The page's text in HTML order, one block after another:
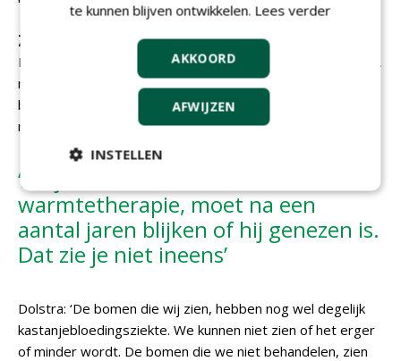
Zware aantasting
Dit geldt trouwens niet alleen voor de warmtebehandeling,
maar ook voor allicine. De bomen zijn hier vorig jaar mee
behandeld, maar of ze er beter van zijn geworden, moet
nog worden vastgesteld.
‘Als je een boom behandelt met
warmtetherapie, moet na een
aantal jaren blijken of hij genezen is.
Dat zie je niet ineens’
Dolstra: ‘De bomen die wij zien, hebben nog wel degelijk
kastanjebloedingsziekte. We kunnen niet zien of het erger
of minder wordt. De bomen die we niet behandelen, zien
te kunnen blijven ontwikkelen. Lees verder
AKKOORD
AFWIJZEN
INSTELLEN